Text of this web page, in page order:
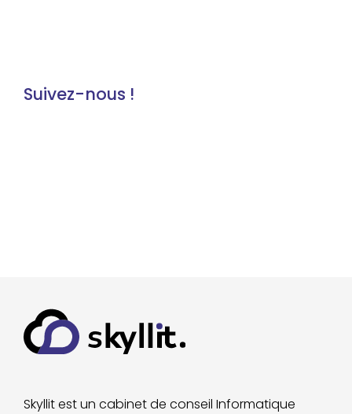
Suivez-nous !
Skyllit est un cabinet de conseil Informatique